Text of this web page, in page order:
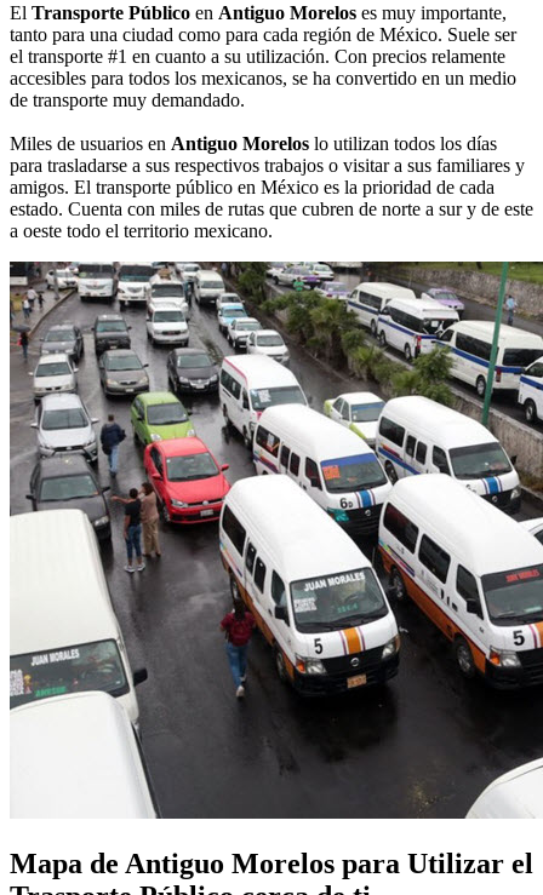
El Transporte Público en Antiguo Morelos es muy importante,
tanto para una ciudad como para cada región de México. Suele ser
el transporte #1 en cuanto a su utilización. Con precios relamente
accesibles para todos los mexicanos, se ha convertido en un medio
de transporte muy demandado.
Miles de usuarios en Antiguo Morelos lo utilizan todos los días
para trasladarse a sus respectivos trabajos o visitar a sus familiares y
amigos. El transporte público en México es la prioridad de cada
estado. Cuenta con miles de rutas que cubren de norte a sur y de este
a oeste todo el territorio mexicano.
Mapa de Antiguo Morelos para Utilizar el